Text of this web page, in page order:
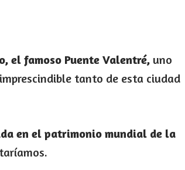
el famoso Puente Valentré, uno
tanto de esta ciudad
en el patrimonio mundial de la